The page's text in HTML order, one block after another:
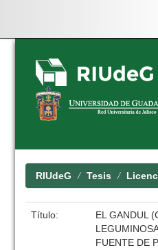
Skip
navigation
RIUdeG Tesis
Título:
EL GANDUL
FUENTE DE